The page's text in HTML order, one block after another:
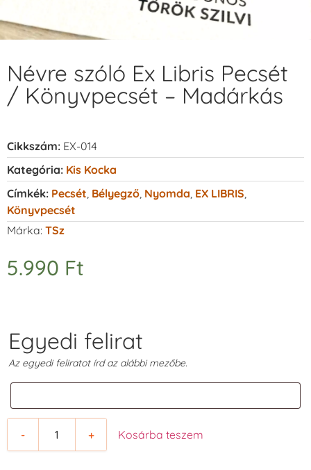
Névre szóló Ex Libris Pecsét
/ Könyvpecsét – Madárkás
Cikkszám: EX-014
Kategória: Kis Kocka
Címkék: Pecsét Bélyegző Nyomda EX LIBRIS
Könyvpecsét
Márka: TSz
5.990 Ft
Egyedi felirat
Az egyedi feliratot írd az alábbi mezőbe.
- + Kosárba teszem